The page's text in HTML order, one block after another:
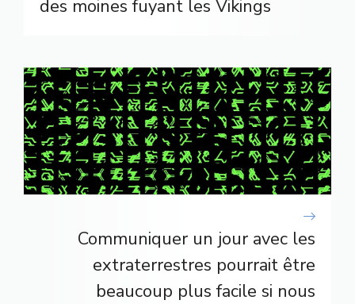
des moines fuyant les Vikings
Communiquer un jour avec les
extraterrestres pourrait être
beaucoup plus facile si nous